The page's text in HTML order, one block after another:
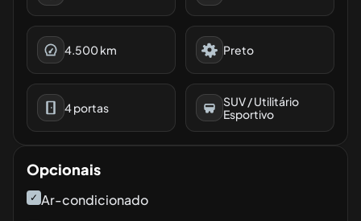
4.500km Preto
4portas
SUV / Utilitário
Esportivo
Opcionais
✓ Ar-condicionado